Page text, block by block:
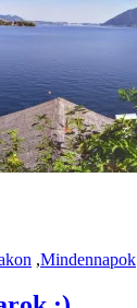
,Mindennapok